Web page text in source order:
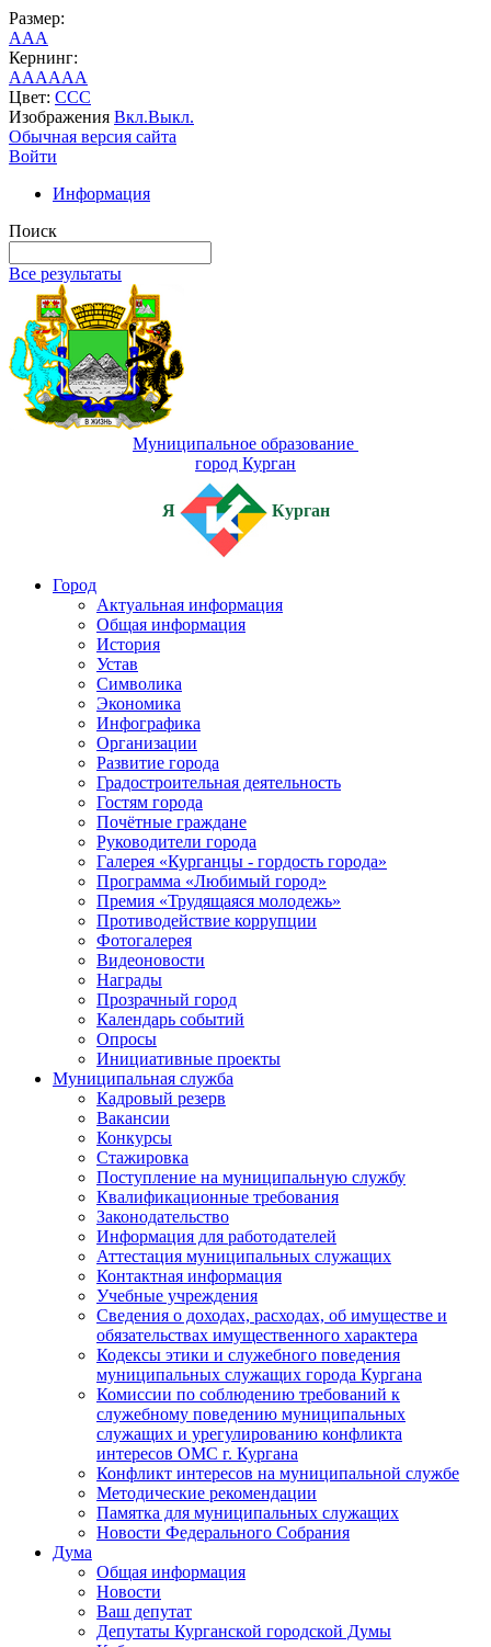
Размер:
AAA
Кернинг:
AAAAAA
Цвет: CCC
Изображения Вкл.Выкл.
Обычная версия сайта
Войти
Информация
Поиск
Все результаты
Муниципальное образование
город Курган
Я Курган
Город
Актуальная информация
Общая информация
История
Устав
Символика
Экономика
Инфографика
Организации
Развитие города
Градостроительная деятельность
Гостям города
Почётные граждане
Руководители города
Галерея «Курганцы - гордость города»
Программа «Любимый город»
Премия «Трудящаяся молодежь»
Противодействие коррупции
Фотогалерея
Видеоновости
Награды
Прозрачный город
Календарь событий
Опросы
Инициативные проекты
Муниципальная служба
Кадровый резерв
Вакансии
Конкурсы
Стажировка
Поступление на муниципальную службу
Квалификационные требования
Законодательство
Информация для работодателей
Аттестация муниципальных служащих
Контактная информация
Учебные учреждения
Сведения о доходах, расходах, об имуществе и
обязательствах имущественного характера
Кодексы этики и служебного поведения
муниципальных служащих города Кургана
Комиссии по соблюдению требований к
служебному поведению муниципальных
служащих и урегулированию конфликта
интересов ОМС г. Кургана
Конфликт интересов на муниципальной службе
Методические рекомендации
Памятка для муниципальных служащих
Новости Федерального Cобрания
Дума
Общая информация
Новости
Ваш депутат
Депутаты Курганской городской Думы